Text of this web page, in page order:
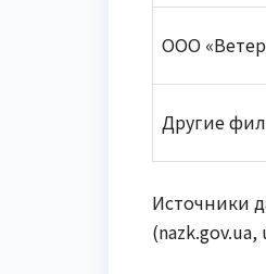
ООО
Другие
Источники
(nazk.gov.ua,